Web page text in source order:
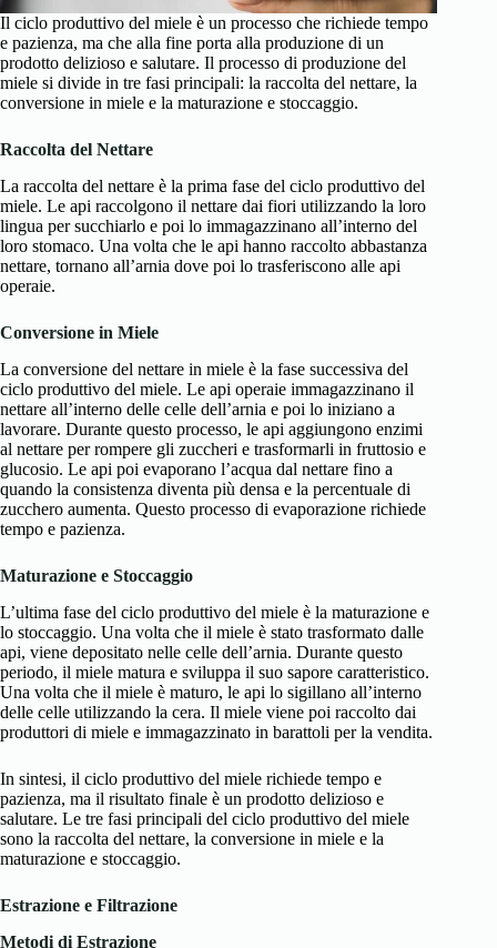
Il ciclo produttivo del miele è un processo che richiede tempo
e pazienza, ma che alla fine porta alla produzione di un
prodotto delizioso e salutare. Il processo di produzione del
miele si divide in tre fasi principali: la raccolta del nettare, la
conversione in miele e la maturazione e stoccaggio.
Raccolta del Nettare
La raccolta del nettare è la prima fase del ciclo produttivo del
miele. Le api raccolgono il nettare dai fiori utilizzando la loro
lingua per succhiarlo e poi lo immagazzinano all’interno del
loro stomaco. Una volta che le api hanno raccolto abbastanza
nettare, tornano all’arnia dove poi lo trasferiscono alle api
operaie.
Conversione in Miele
La conversione del nettare in miele è la fase successiva del
ciclo produttivo del miele. Le api operaie immagazzinano il
nettare all’interno delle celle dell’arnia e poi lo iniziano a
lavorare. Durante questo processo, le api aggiungono enzimi
al nettare per rompere gli zuccheri e trasformarli in fruttosio e
glucosio. Le api poi evaporano l’acqua dal nettare fino a
quando la consistenza diventa più densa e la percentuale di
zucchero aumenta. Questo processo di evaporazione richiede
tempo e pazienza.
Maturazione e Stoccaggio
L’ultima fase del ciclo produttivo del miele è la maturazione e
lo stoccaggio. Una volta che il miele è stato trasformato dalle
api, viene depositato nelle celle dell’arnia. Durante questo
periodo, il miele matura e sviluppa il suo sapore caratteristico.
Una volta che il miele è maturo, le api lo sigillano all’interno
delle celle utilizzando la cera. Il miele viene poi raccolto dai
produttori di miele e immagazzinato in barattoli per la vendita.
In sintesi, il ciclo produttivo del miele richiede tempo e
pazienza, ma il risultato finale è un prodotto delizioso e
salutare. Le tre fasi principali del ciclo produttivo del miele
sono la raccolta del nettare, la conversione in miele e la
maturazione e stoccaggio.
Estrazione e Filtrazione
Metodi di Estrazione